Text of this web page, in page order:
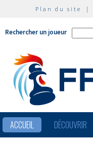
Plan du site |
Rechercher un joueur
ACCUEIL DÉCOUVRIR